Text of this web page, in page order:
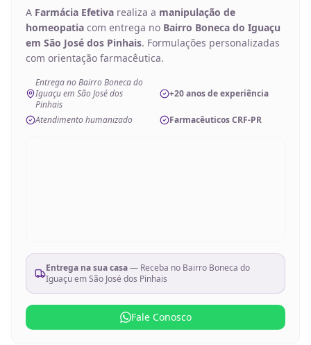
A Farmácia Efetiva realiza a manipulação de
homeopatia com entrega no Bairro Boneca do Iguaçu
em São José dos Pinhais. Formulações personalizadas
com orientação farmacêutica.
Entrega no Bairro Boneca do
Iguaçu em São José dos
Pinhais
+20 anos de experiência
Atendimento humanizado Farmacêuticos CRF-PR
Entrega na sua casa— Receba no Bairro Boneca do
Iguaçu em São José dos Pinhais
Fale Conosco